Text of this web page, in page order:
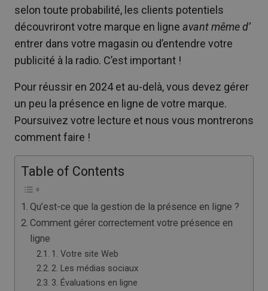
selon toute probabilité, les clients potentiels
découvriront votre marque en ligne avant même d’
entrer dans votre magasin ou d’entendre votre
publicité à la radio. C’est important !
Pour réussir en 2024 et au-delà, vous devez gérer
un peu la présence en ligne de votre marque.
Poursuivez votre lecture et nous vous montrerons
comment faire !
Table of Contents
Qu’est-ce que la gestion de la présence en ligne ?
Comment gérer correctement votre présence en
ligne
1. Votre site Web
2. Les médias sociaux
3. Évaluations en ligne